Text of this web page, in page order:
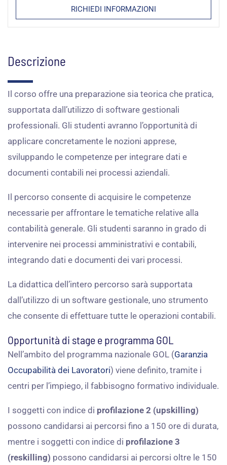
RICHIEDI INFORMAZIONI
Descrizione
Il corso offre una preparazione sia teorica che pratica,
supportata dall’utilizzo di software gestionali
professionali. Gli studenti avranno l’opportunità di
applicare concretamente le nozioni apprese,
sviluppando le competenze per integrare dati e
documenti contabili nei processi aziendali.
Il percorso consente di acquisire le competenze
necessarie per affrontare le tematiche relative alla
contabilità generale. Gli studenti saranno in grado di
intervenire nei processi amministrativi e contabili,
integrando dati e documenti dei vari processi.
La didattica dell’intero percorso sarà supportata
dall’utilizzo di un software gestionale, uno strumento
che consente di effettuare tutte le operazioni contabili.
Opportunità di stage e programma GOL
Nell’ambito del programma nazionale GOL (Garanzia
Occupabilità dei Lavoratori) viene definito, tramite i
centri per l’impiego, il fabbisogno formativo individuale.
I soggetti con indice di profilazione 2 (upskilling)
possono candidarsi ai percorsi fino a 150 ore di durata,
mentre i soggetti con indice di profilazione 3
(reskilling) possono candidarsi ai percorsi oltre le 150